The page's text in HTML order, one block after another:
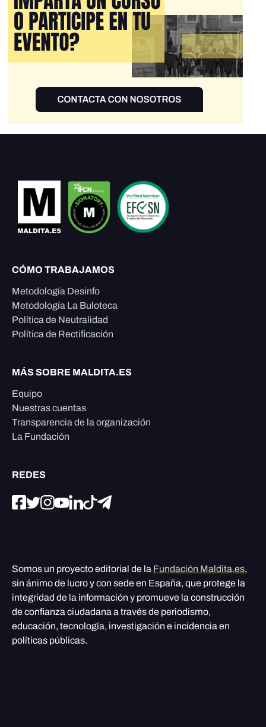
CÓMO TRABAJAMOS
Metodología Desinfo
Metodología La Buloteca
Política de Neutralidad
Política de Rectificación
MÁS SOBRE MALDITA.ES
Equipo
Nuestras cuentas
Transparencia de la organización
La Fundación
REDES
Somos un proyecto editorial de la Fundación Maldita.es,
sin ánimo de lucro y con sede en España, que protege la
integridad de la información y promueve la construcción
de confianza ciudadana a través de periodismo,
educación, tecnología, investigación e incidencia en
políticas públicas.